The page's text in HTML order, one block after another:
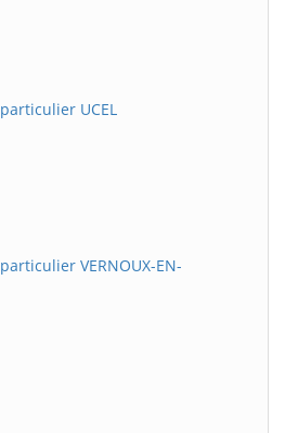
UCEL
VERNOUX-EN-